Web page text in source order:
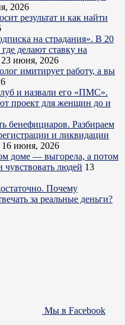
2026
результат и как найти
на страдания». В 20
делают ставку на
23 июня, 2026
имитирует работу, а вы
и назвали его «ПМС».
проект для женщин до и
бенефициаров. Разбираем
и ликвидации
16 июня, 2026
доме — выгорела, а потом
чувствовать людей 13
Почему
за реальные деньги?
Мы в Facebook